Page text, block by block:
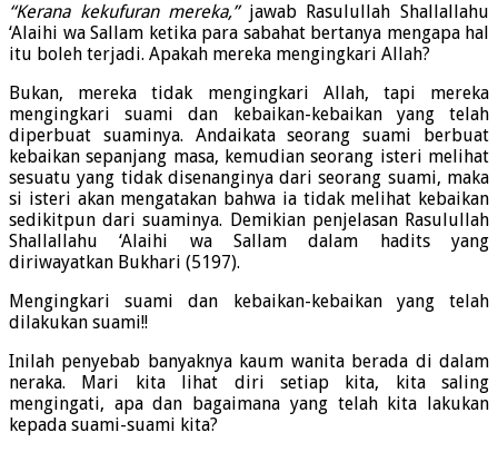
“Kerana kekufuran mereka,”jawab Rasulullah Shallallahu
‘Alaihi wa Sallam ketika para sabahat bertanya mengapa hal
itu boleh terjadi. Apakah mereka mengingkari Allah?
Bukan, mereka tidak mengingkari Allah, tapi mereka
mengingkari suami dan kebaikan-kebaikan yang telah
diperbuat suaminya. Andaikata seorang suami berbuat
kebaikan sepanjang masa, kemudian seorang isteri melihat
sesuatu yang tidak disenanginya dari seorang suami, maka
si isteri akan mengatakan bahwa ia tidak melihat kebaikan
sedikitpun dari suaminya. Demikian penjelasan Rasulullah
Shallallahu ‘Alaihi wa Sallam dalam hadits yang
diriwayatkan Bukhari (5197).
Mengingkari suami dan kebaikan-kebaikan yang telah
dilakukan suami!!
Inilah penyebab banyaknya kaum wanita berada di dalam
neraka. Mari kita lihat diri setiap kita, kita saling
mengingati, apa dan bagaimana yang telah kita lakukan
kepada suami-suami kita?